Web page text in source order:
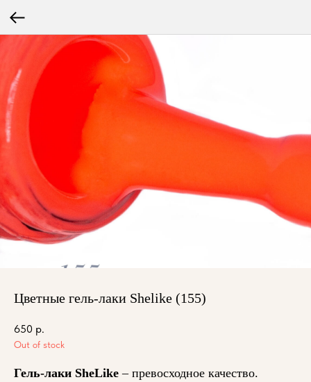
Цветные гель-лаки Shelike (155)
650 р.
Out of stock
Гель-лаки SheLike – превосходное качество.